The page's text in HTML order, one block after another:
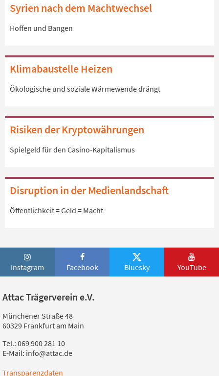
Syrien nach dem Machtwechsel
Hoffen und Bangen
Klimabaustelle Heizen
Ökologische und soziale Wärmewende drängt
Risiken der Kryptowährungen
Spielgeld für den Casino-Kapitalismus
Disruption in der Medienlandschaft
Öffentlichkeit = Geld = Macht
Instagram Facebook Bluesky YouTube
Attac Trägerverein e.V.
Münchener Straße 48
60329 Frankfurt am Main
Tel.: 069 900 281 10
E-Mail: info@attac.de
Transparenzdaten